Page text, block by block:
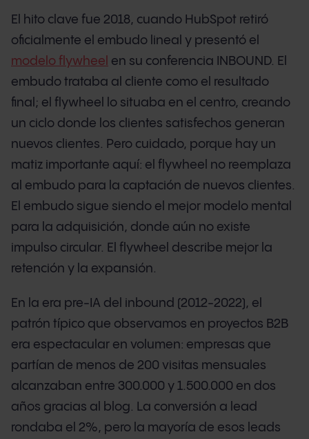
El hito clave fue 2018, cuando HubSpot retiró
oficialmente el embudo lineal y presentó el
modelo flywheel en su conferencia INBOUND. El
embudo trataba al cliente como el resultado
final; el flywheel lo situaba en el centro, creando
un ciclo donde los clientes satisfechos generan
nuevos clientes. Pero cuidado, porque hay un
matiz importante aquí: el flywheel no reemplaza
al embudo para la captación de nuevos clientes.
El embudo sigue siendo el mejor modelo mental
para la adquisición, donde aún no existe
impulso circular. El flywheel describe mejor la
retención y la expansión.
En la era pre-IA del inbound (2012-2022), el
patrón típico que observamos en proyectos B2B
era espectacular en volumen: empresas que
partían de menos de 200 visitas mensuales
alcanzaban entre 300.000 y 1.500.000 en dos
años gracias al blog. La conversión a lead
rondaba el 2%, pero la mayoría de esos leads